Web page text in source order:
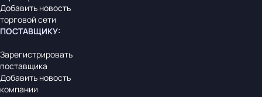
Добавить новость
торговой сети
ПОСТАВЩИКУ:
Зарегистрировать
поставщика
Добавить новость
компании